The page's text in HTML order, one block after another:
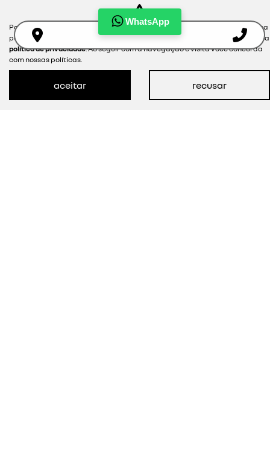
WhatsApp
zen
a partir de r$65.990,00 à vista
Para otimizar sua experiência durante a navegação, fazemos uso de nossa
política de cookies e para proteger seus dados pessoais respeitamos nossa
política de privacidade. Ao seguir com a navegação e visita você concorda
com nossas políticas.
aceitar recusar